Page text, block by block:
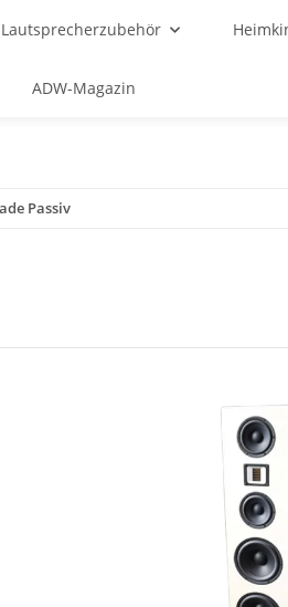
Lautsprecherzubehör
ADW-Magazin
Passiv